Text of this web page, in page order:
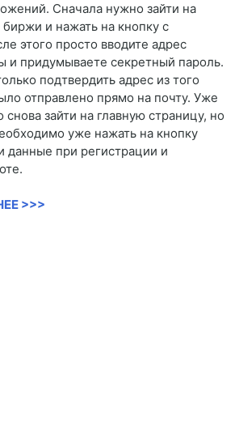
Сначала нужно зайти на
и нажать на кнопку с
этого просто вводите адрес
и придумываете секретный пароль.
подтвердить адрес из того
отправлено прямо на почту. Уже
зайти на главную страницу, но
уже нажать на кнопку
данные при регистрации и
>>>